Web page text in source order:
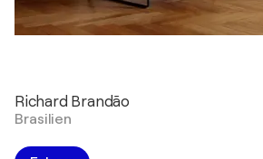
Richard Brandão
Brasilien